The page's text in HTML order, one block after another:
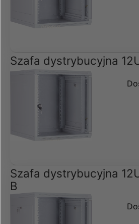
Szafa dystrybucyjna
Szafa dystrybucyjna
B